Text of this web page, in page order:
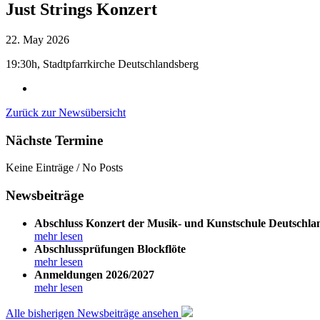
Just Strings Konzert
22. May 2026
19:30h, Stadtpfarrkirche Deutschlandsberg
Zurück zur Newsübersicht
Nächste Termine
Keine Einträge / No Posts
Newsbeiträge
Abschluss Konzert der Musik- und Kunstschule
mehr lesen
Abschlussprüfungen Blockflöte
mehr lesen
Anmeldungen 2026/2027
mehr lesen
Alle bisherigen Newsbeiträge ansehen